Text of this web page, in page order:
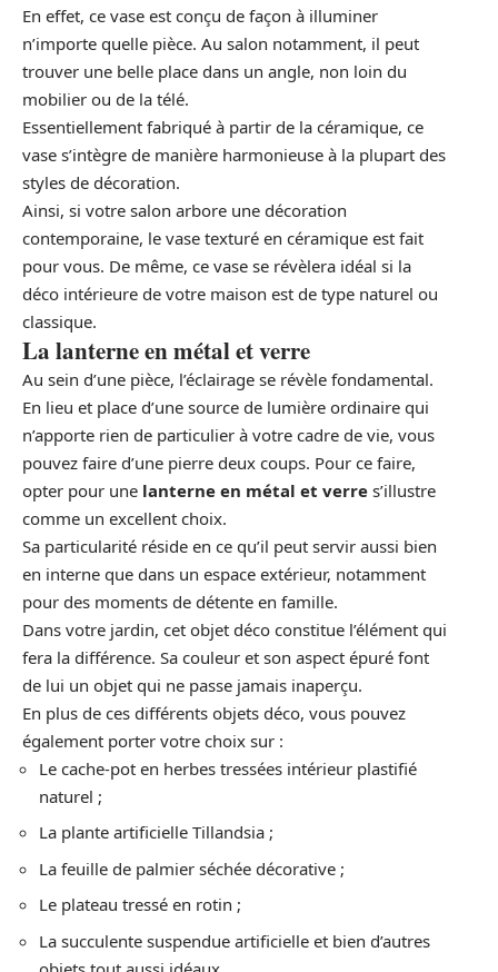
En effet, ce vase est conçu de façon à illuminer
n’importe quelle pièce. Au salon notamment, il peut
trouver une belle place dans un angle, non loin du
mobilier ou de la télé.
Essentiellement fabriqué à partir de la céramique, ce
vase s’intègre de manière harmonieuse à la plupart des
styles de décoration.
Ainsi, si votre salon arbore une décoration
contemporaine, le vase texturé en céramique est fait
pour vous. De même, ce vase se révèlera idéal si la
déco intérieure de votre maison est de type naturel ou
classique.
La lanterne en métal et verre
Au sein d’une pièce, l’éclairage se révèle fondamental.
En lieu et place d’une source de lumière ordinaire qui
n’apporte rien de particulier à votre cadre de vie, vous
pouvez faire d’une pierre deux coups. Pour ce faire,
opter pour une lanterne en métal et verre s’illustre
comme un excellent choix.
Sa particularité réside en ce qu’il peut servir aussi bien
en interne que dans un espace extérieur, notamment
pour des moments de détente en famille.
Dans votre jardin, cet objet déco constitue l’élément qui
fera la différence. Sa couleur et son aspect épuré font
de lui un objet qui ne passe jamais inaperçu.
En plus de ces différents objets déco, vous pouvez
également porter votre choix sur :
Le cache-pot en herbes tressées intérieur plastifié
naturel ;
La plante artificielle Tillandsia ;
La feuille de palmier séchée décorative ;
Le plateau tressé en rotin ;
La succulente suspendue artificielle et bien d’autres